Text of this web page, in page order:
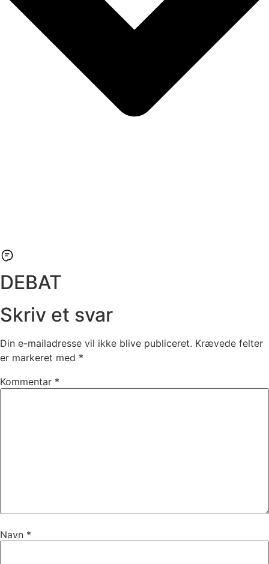
DEBAT
Skriv et svar
Din e-mailadresse vil ikke blive publiceret. Krævede felter
er markeret med *
Kommentar *
Navn *